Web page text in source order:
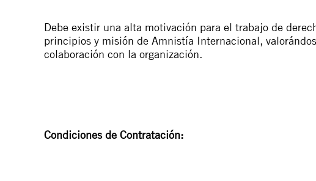
Debe existir una alta motivación para el trabajo de
principios y misión de Amnistía Internacional,
colaboración con la organización.
Condiciones de Contratación: